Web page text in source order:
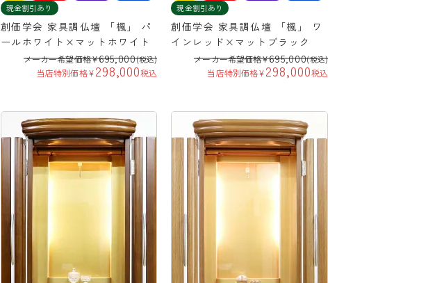
現金割引あり
創価学会 家具調仏壇 「楓」 パ
ールホワイト×マットホワイト
メーカー希望価格¥695,000(税込)
当店特別価格¥298,000税込
現金割引あり
創価学会 家具調仏壇 「楓」 ワ
インレッド×マットブラック
メーカー希望価格¥695,000(税込)
当店特別価格¥298,000税込